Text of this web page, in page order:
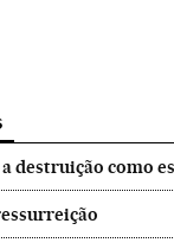
destruição como